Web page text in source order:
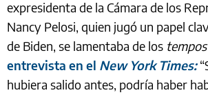
expresidenta de la Cámara de los
Nancy Pelosi, quien jugó un papel
de Biden, se lamentaba de los tempos
entrevista en el New York Times:
hubiera salido antes, podría haber